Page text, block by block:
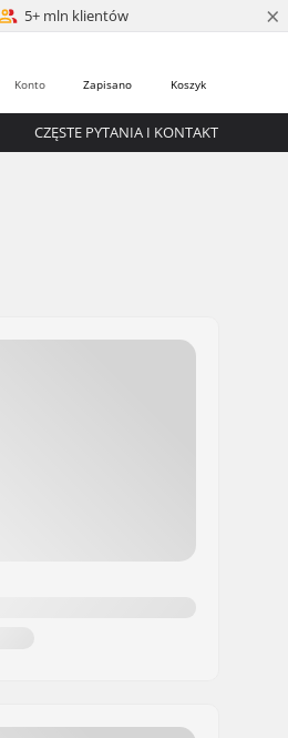
5+ mln klientów ×
Koszyk
Zapisano
Konto
CZĘSTE PYTANIA I KONTAKT